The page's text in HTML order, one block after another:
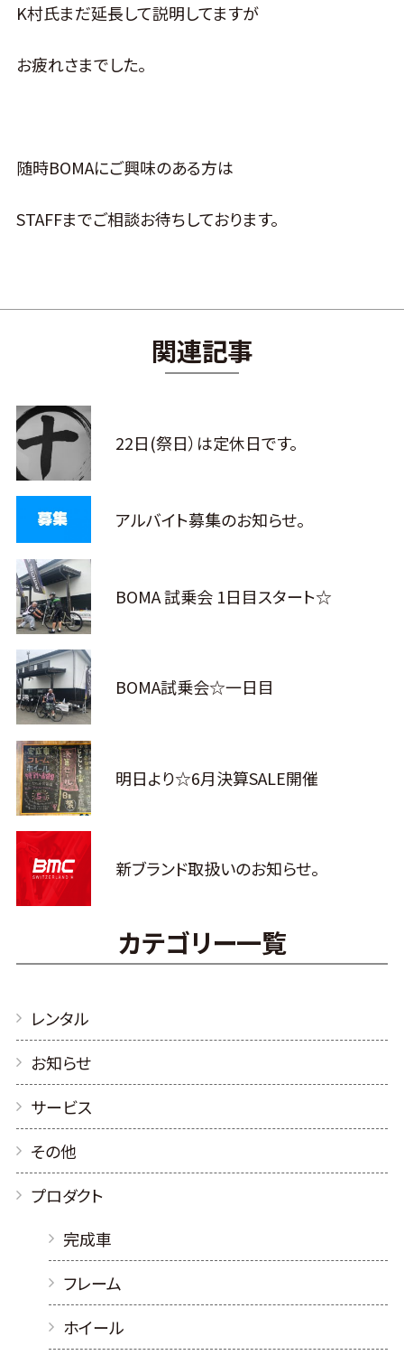
K村氏まだ延長して説明してますが
お疲れさまでした。
随時BOMAにご興味のある方は
STAFFまでご相談お待ちしております。
関連記事
22日(祭日）は定休日です。
アルバイト募集のお知らせ。
BOMA 試乗会 1日目スタート☆
BOMA試乗会☆一日目
明日より☆6月決算SALE開催
新ブランド取扱いのお知らせ。
カテゴリー一覧
レンタル
お知らせ
サービス
その他
プロダクト
完成車
フレーム
ホイール